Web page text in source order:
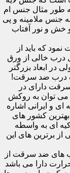
طور مثال جنس ام
جنس ملامینه و پی
خش و نور آفتاب
که باید از
درب خالی از ورق
در ابعاد بزرگتر
یک درب ضد سرقت!
دارای در
می توان به روکش
ای و ایرانی اشاره
کشور های
ای به واسطه
برترین های این
های ضد سرقت از
دارا می باشد